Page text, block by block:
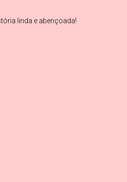
linda e abençoada!